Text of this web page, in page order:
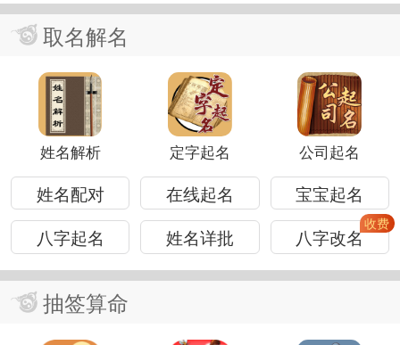
取名解名
姓名解析 定字起名 公司起名
姓名配对 在线起名
宝宝起名
八字起名
姓名详批 八字改名
抽签算命